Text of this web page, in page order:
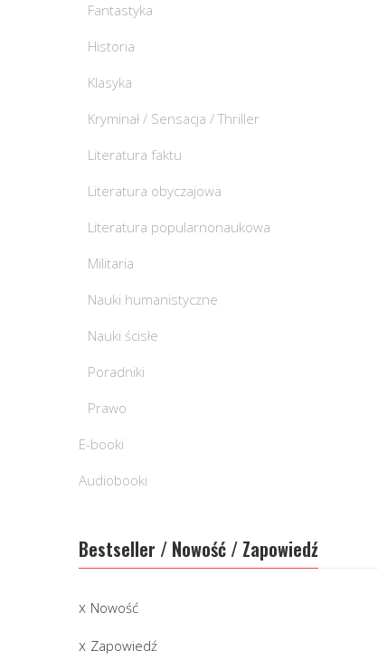
Fantastyka
Historia
Klasyka
Kryminał / Sensacja / Thriller
Literatura faktu
Literatura obyczajowa
Literatura popularnonaukowa
Militaria
Nauki humanistyczne
Nauki ścisłe
Poradniki
Prawo
E-booki
Audiobooki
Bestseller / Nowość / Zapowiedź
Nowość
Zapowiedź